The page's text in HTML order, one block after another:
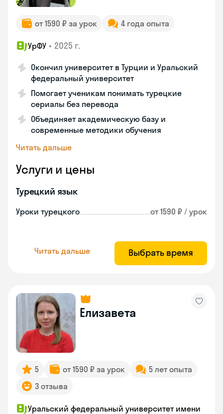
от 1590 ₽ за урок 4 года опыта
УрФУ • 2025 г.
Окончил университет в Турции и Уральский
федеральный университет
Помогает ученикам понимать турецкие
сериалы без перевода
Объединяет академическую базу и
современные методики обучения
Читать дальше
Услуги и цены
Турецкий язык
Уроки турецкого от 1590 ₽ / урок
Читать дальше Выбрать время
Елизавета
5 от 1590 ₽ за урок
5 лет опыта
3 отзыва
Уральский федеральный университет имени